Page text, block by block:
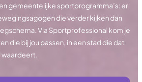
gemeentelijke sportprogramma’s: er
die verder kijken dan
Via Sportprofessional kom je
die bij jou passen, in een stad die dat